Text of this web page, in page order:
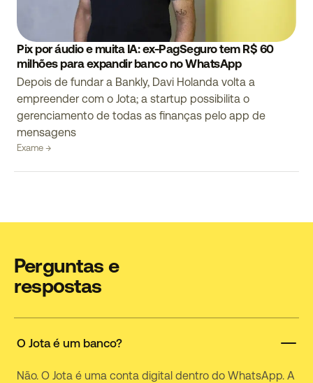
Pix por áudio e muita IA: ex-PagSeguro tem R$ 60
milhões para expandir banco no WhatsApp
Depois de fundar a Bankly, Davi Holanda volta a
empreender com o Jota; a startup possibilita o
gerenciamento de todas as finanças pelo app de
mensagens
Exame →
Perguntas e
respostas
O Jota é um banco?
Não. O Jota é uma conta digital dentro do WhatsApp. A